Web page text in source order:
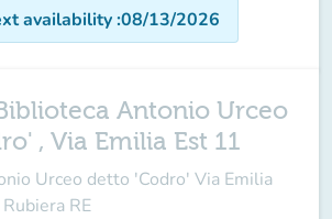
availability:08/13/2026
Antonio Urceo
, Via Emilia Est 11
Urceo detto 'Codro' Via Emilia
RE